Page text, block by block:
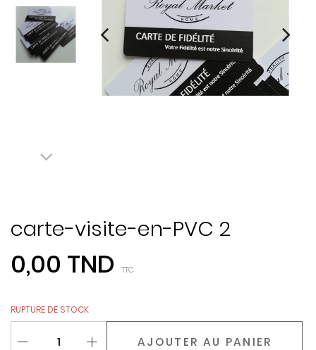
carte-visite-en-PVC 2
0,00 TND TTC
RUPTURE DE STOCK
AJOUTER AU PANIER